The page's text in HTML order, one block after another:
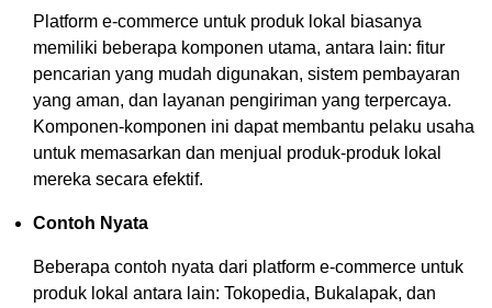
Platform e-commerce untuk produk lokal biasanya
memiliki beberapa komponen utama, antara lain: fitur
pencarian yang mudah digunakan, sistem pembayaran
yang aman, dan layanan pengiriman yang terpercaya.
Komponen-komponen ini dapat membantu pelaku usaha
untuk memasarkan dan menjual produk-produk lokal
mereka secara efektif.
Contoh Nyata
Beberapa contoh nyata dari platform e-commerce untuk
produk lokal antara lain: Tokopedia, Bukalapak, dan